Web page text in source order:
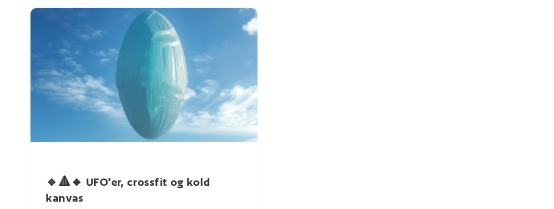
🔹🔺🔸 UFO'er, crossfit og kold
kanvas